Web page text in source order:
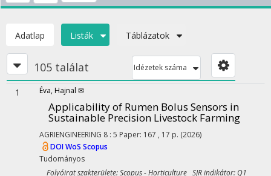
Adatlap Listák Táblázatok
105 találat Idézetek száma
1 Éva, Hajnal ✉
Applicability of Rumen Bolus Sensors in
Sustainable Precision Livestock Farming
AGRIENGINEERING 8 : 5 Paper: 167 , 17 p. (2026)
DOIWoS Scopus
Tudományos
Folyóirat szakterülete: Scopus - Horticulture SJR indikátor: Q1